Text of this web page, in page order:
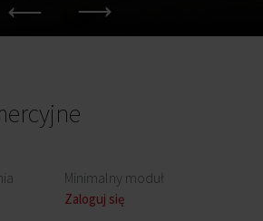
Minimalny moduł
Zaloguj się